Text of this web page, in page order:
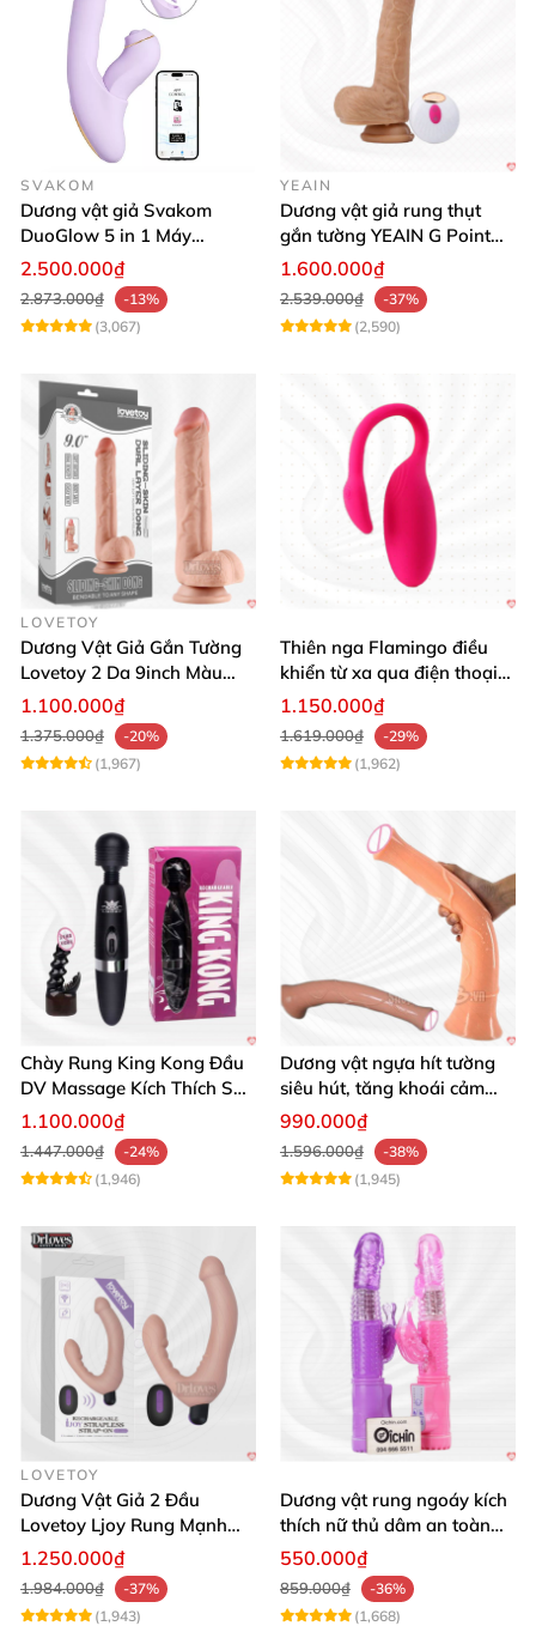
SVAKOM
Dương vật giả Svakom
DuoGlow 5 in 1 Máy
Massage Điểm G & Âm Vật
Điều Khiển App
2.500.000₫
2.873.000₫
-13%
(3,067)
YEAIN
Dương vật giả rung thụt
gắn tường YEAIN G Point
siêu thực điều khiển từ xa
1.600.000₫
2.539.000₫
-37%
(2,590)
LOVETOY
Dương Vật Giả Gắn Tường
Lovetoy 2 Da 9inch Màu
Flesh Hàng Chính Hãng
1.100.000₫
1.375.000₫
-20%
(1,967)
Thiên nga Flamingo điều
khiển từ xa qua điện thoại
cực dễ dàng
1.150.000₫
1.619.000₫
-29%
(1,962)
Chày Rung King Kong Đầu
DV Massage Kích Thích Sâu
Mạnh Mẽ
1.100.000₫
1.447.000₫
-24%
(1,946)
Dương vật ngựa hít tường
siêu hút, tăng khoái cảm
tận hưởng
990.000₫
1.596.000₫
-38%
(1,945)
LOVETOY
Dương Vật Giả 2 Đầu
Lovetoy Ljoy Rung Mạnh
ĐKTX Hút Sâu
1.250.000₫
1.984.000₫
-37%
(1,943)
Dương vật rung ngoáy kích
thích nữ thủ dâm an toàn
cao cấp
550.000₫
859.000₫
-36%
(1,668)